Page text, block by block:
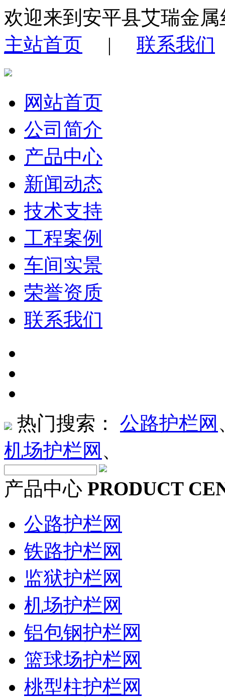
欢迎来到安平县艾瑞金
主站首页 | 联系我们
网站首页
公司简介
产品中心
新闻动态
技术支持
工程案例
车间实景
荣誉资质
联系我们
热门搜索： 公路护栏网
机场护栏网 、
产品中心 PRODUCT
公路护栏网
铁路护栏网
监狱护栏网
机场护栏网
铝包钢护栏网
篮球场护栏网
桃型柱护栏网